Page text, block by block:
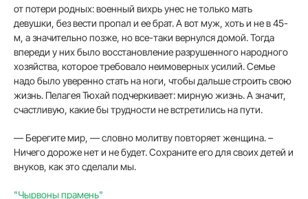
от потери родных: военный вихрь унес не только мать
девушки, без вести про­пал и ее брат. А вот муж, хоть и не в 45-
м, а значительно поз­же, но все-таки вернулся до­мой. Тогда
впереди у них было восстановление разрушенного народного
хозяйства, которое требовало неимоверных уси­лий. Семье
надо было уверен­но стать на ноги, чтобы дальше строить свою
жизнь. Пелагея Тюхай подчеркивает: мирную жизнь. А значит,
счастливую, какие бы трудности не встре­тились на пути.
— Берегите мир, — словно молитву повторяет женщина. –
Ничего дороже нет и не бу­дет. Сохраните его для своих детей и
внуков, как это сдела­ли мы.
"Чырвоны прамень"